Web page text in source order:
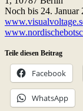
Noch bis 24. Januar
Teile diesen Beitrag
Facebook
WhatsApp